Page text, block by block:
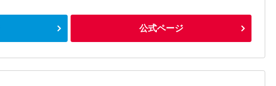
公式ページ